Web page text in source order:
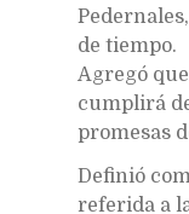
de tiempo.
Agregó
cumplirá
promesas
Definió
referida a